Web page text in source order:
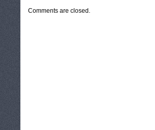
Comments are closed.